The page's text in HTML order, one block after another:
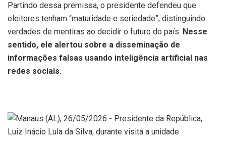
Partindo dessa premissa, o presidente defendeu que
eleitores tenham “maturidade e seriedade”, distinguindo
verdades de mentiras ao decidir o futuro do país. Nesse
sentido, ele alertou sobre a disseminação de
informações falsas usando inteligência artificial nas
redes sociais.